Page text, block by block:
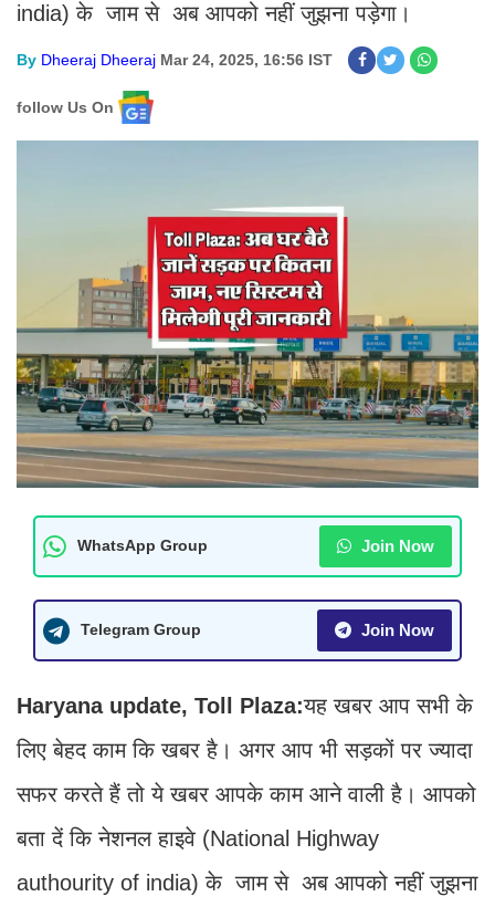
india) के जाम से अब आपको नहीं जुझना पड़ेगा।
By Dheeraj Dheeraj Mar 24, 2025, 16:56 IST
follow Us On
WhatsApp Group Join Now
Telegram Group Join Now
Haryana update, Toll Plaza:यह खबर आप सभी के
लिए बेहद काम कि खबर है। अगर आप भी सड़कों पर ज्यादा
सफर करते हैं तो ये खबर आपके काम आने वाली है। आपको
बता दें कि नेशनल हाइवे (National Highway
authourity of india) के जाम से अब आपको नहीं जुझना